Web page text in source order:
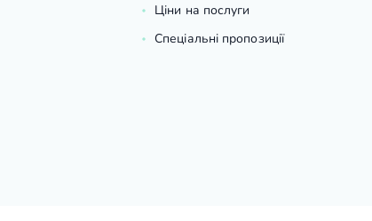
Ціни на послуги
Спеціальні пропозиції